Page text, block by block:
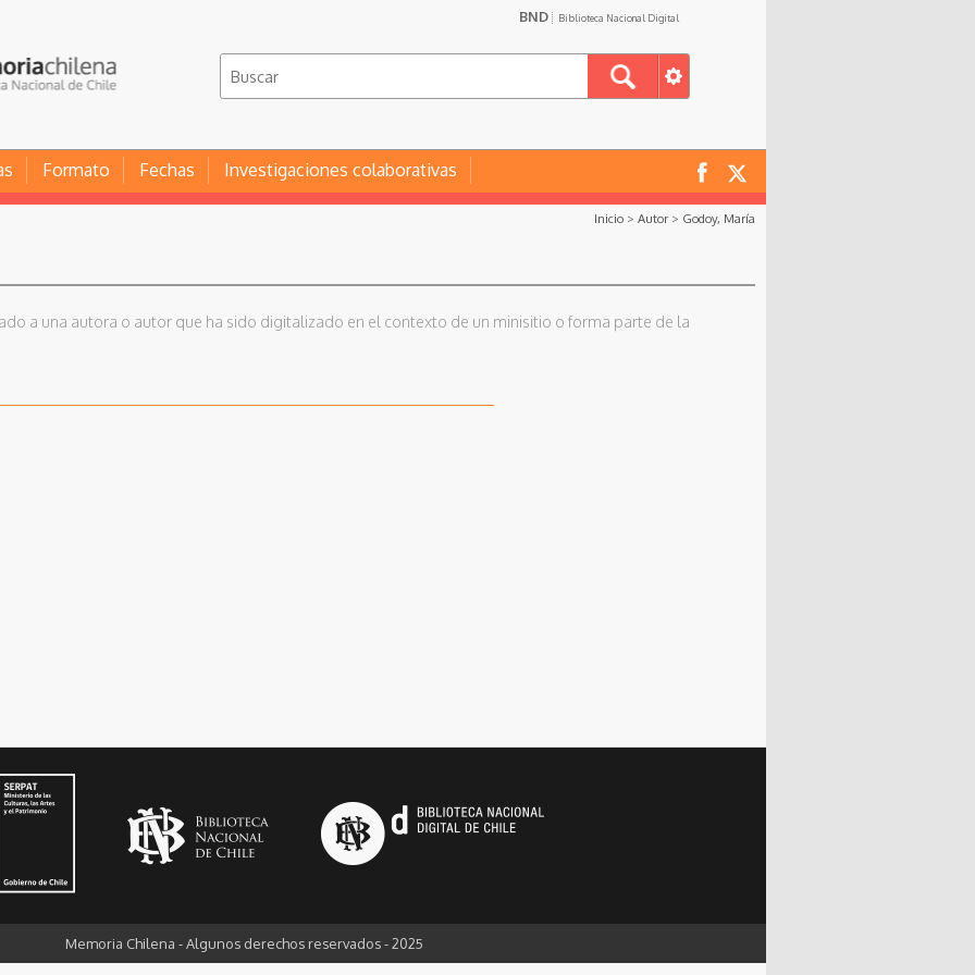
BND Biblioteca Nacional Digital
Formato Fechas Investigaciones colaborativas
Inicio> Autor> Godoy, María
a una autora o autor que ha sido digitalizado en el contexto de un minisitio o forma parte de la
Memoria Chilena - Algunos derechos reservados - 2025